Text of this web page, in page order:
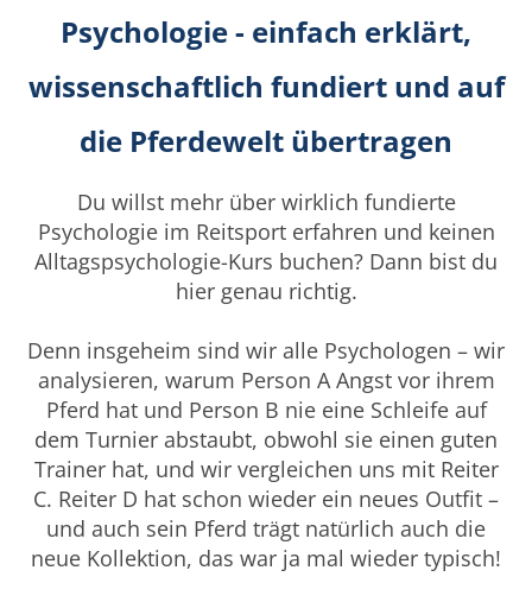
Psychologie - einfach erklärt,
wissenschaftlich fundiert und auf
die Pferdewelt übertragen
Du willst mehr über wirklich fundierte
Psychologie im Reitsport erfahren und keinen
Alltagspsychologie-Kurs buchen? Dann bist du
hier genau richtig.
Denn insgeheim sind wir alle Psychologen – wir
analysieren, warum Person A Angst vor ihrem
Pferd hat und Person B nie eine Schleife auf
dem Turnier abstaubt, obwohl sie einen guten
Trainer hat, und wir vergleichen uns mit Reiter
C. Reiter D hat schon wieder ein neues Outfit –
und auch sein Pferd trägt natürlich auch die
neue Kollektion, das war ja mal wieder typisch!